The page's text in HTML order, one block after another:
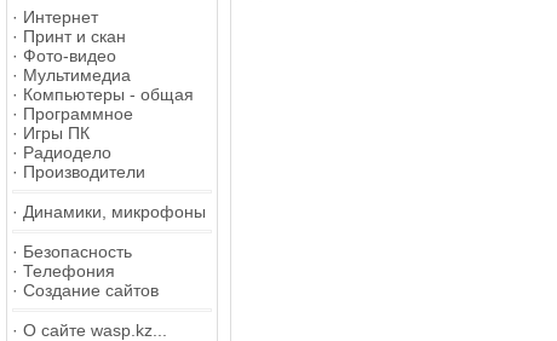
· Интернет
· Принт и скан
· Фото-видео
· Мультимедиа
· Компьютеры - общая
· Программное
· Игры ПК
· Радиодело
· Производители
· Динамики, микрофоны
· Безопасность
· Телефония
· Создание сайтов
· О сайте wasp.kz...